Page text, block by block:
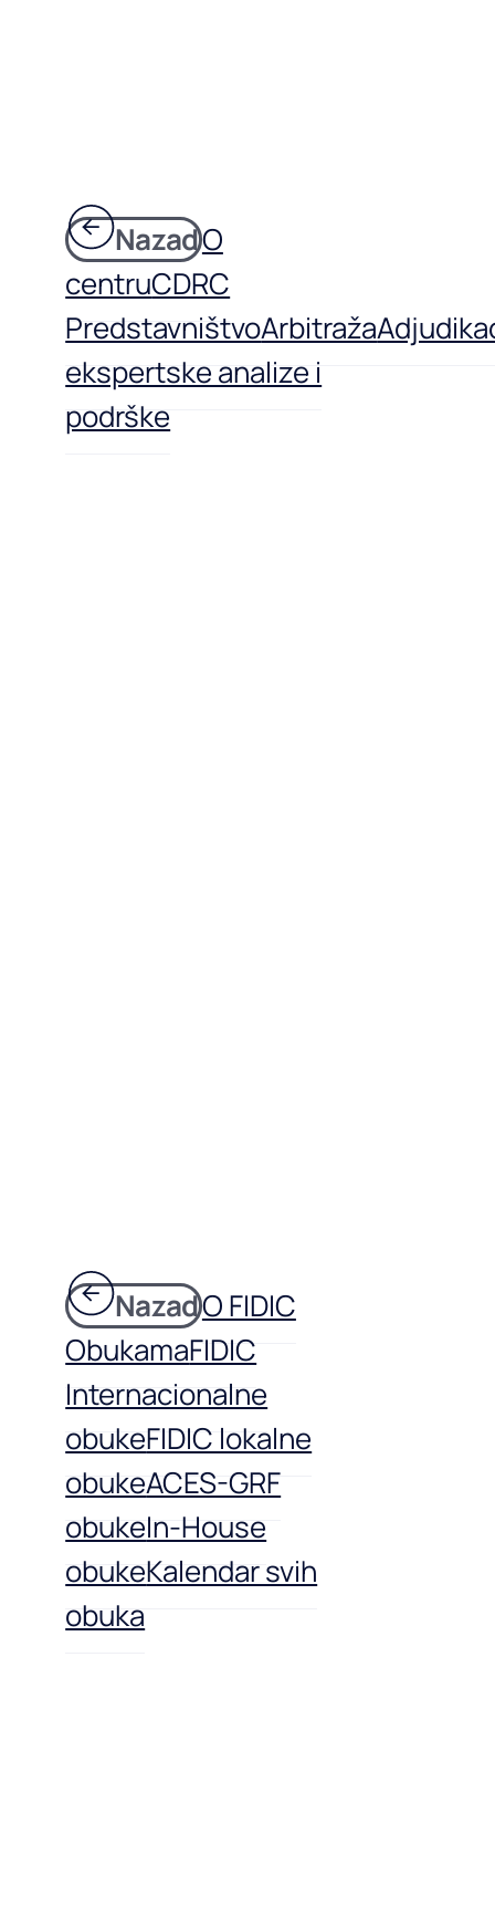
NazadO
centruCDRC
PredstavništvoArbitraža
ekspertske analize i
podrške
NazadO FIDIC
ObukamaFIDIC
Internacionalne
obukeFIDIC lokalne
obukeACES-GRF
obukeIn-House
obukeKalendar svih
obuka